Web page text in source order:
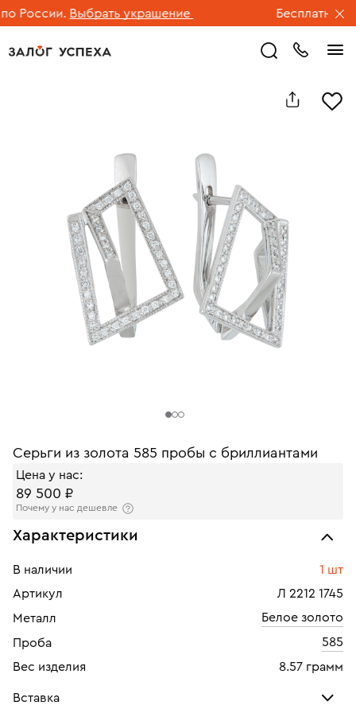
России. Выбрать украшение Бесплатная
Серьги из золота 585 пробы с бриллиантами
Цена у нас:
89 500 ₽
Почему у нас дешевле
Характеристики
В наличии
1 шт
Артикул
Л 2212 1745
Металл
Белое золото
Проба
585
Вес изделия
8.57 грамм
Вставка